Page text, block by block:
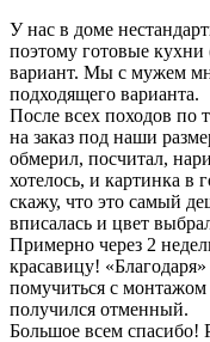
У нас в доме
поэтому готовые
вариант. Мы с мужем
подходящего варианта.
После всех походов по
на заказ под наши
обмерил, посчитал,
хотелось, и картинка в
скажу, что это самый
вписалась и цвет
Примерно через 2
красавицу!
помучиться с монтажом
получился отменный.
Большое всем спасибо!